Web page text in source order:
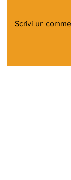
Scrivi un